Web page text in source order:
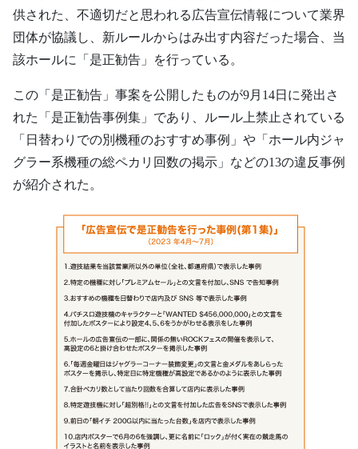
供された、不適切だと思われる広告宣伝情報について業界
団体が協議し、新ルールからはみ出す内容だった場合、当
該ホールに「是正勧告」を行っている。
この「是正勧告」事案を公開したものが9月14日に発出さ
れた「是正勧告事例集」であり、ルール上禁止されている
「日替わりでの別機種のおすすめ事例」や「ホール内ジャ
グラー系機種の総ペカリ回数の掲示」などの13の違反事例
が紹介された。